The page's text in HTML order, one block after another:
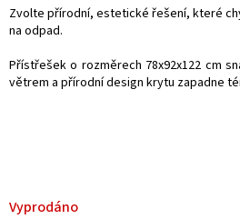
Zvolte přírodní, estetické řešení, které
na odpad.
Přístřešek o rozměrech 78x92x122 cm
větrem a přírodní design krytu zapadne
Vyprodáno